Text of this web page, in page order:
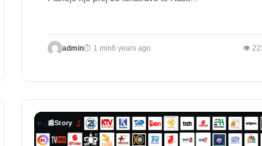
admin 1 min6 years ago 👁
📰Story